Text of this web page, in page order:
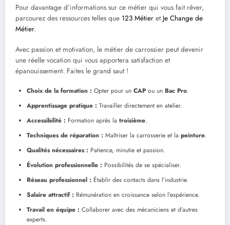
Pour davantage d’informations sur ce métier qui vous fait rêver,
parcourez des ressources telles que 123 Métier et Je Change de
Métier.
Avec passion et motivation, le métier de carrossier peut devenir
une réelle vocation qui vous apportera satisfaction et
épanouissement. Faites le grand saut !
Choix de la formation : Opter pour un CAP ou un Bac Pro.
Apprentissage pratique : Travailler directement en atelier.
Accessibilité : Formation après la troisième.
Techniques de réparation : Maîtriser la carrosserie et la peinture.
Qualités nécessaires : Patience, minutie et passion.
Évolution professionnelle : Possibilités de se spécialiser.
Réseau professionnel : Établir des contacts dans l’industrie.
Salaire attractif : Rémunération en croissance selon l’expérience.
Travail en équipe : Collaborer avec des mécaniciens et d’autres
experts.